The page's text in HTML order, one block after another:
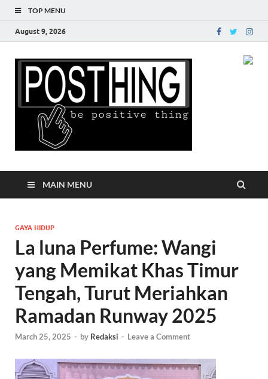
TOP MENU
August 9, 2026
MAIN MENU
GAYA HIDUP
La luna Perfume: Wangi
yang Memikat Khas Timur
Tengah, Turut Meriahkan
Ramadan Runway 2025
March 25, 2025 - by Redaksi - Leave a Comment